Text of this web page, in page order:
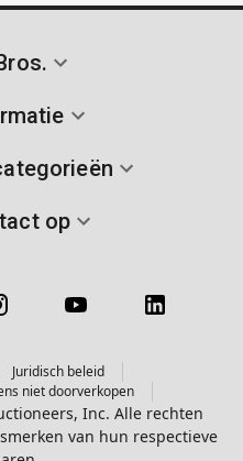
op
Juridisch beleid
niet doorverkopen
Inc. Alle rechten
van hun respectieve